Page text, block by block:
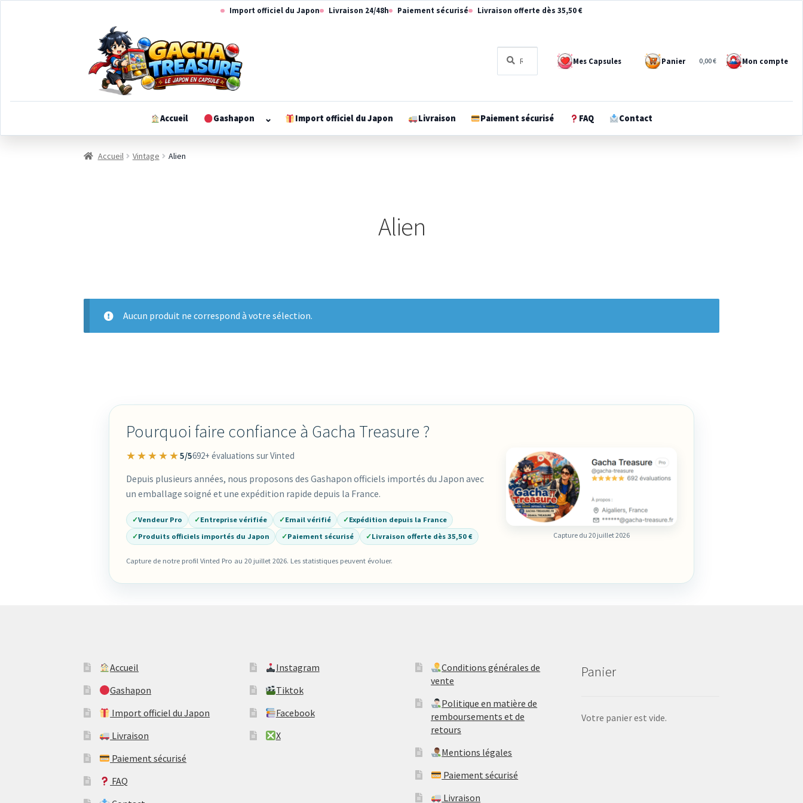
Import officiel du Japon Livraison 24/48h Paiement sécurisé Livraison offerte dès 35,50 €
pour :
Recherche Mes Capsules Panier 0,00 € Mon compte
Accueil Gashapon
Ouvrir
⌄ Import officiel du Japon Livraison Paiement sécurisé FAQ Contact
Accueil Vintage Alien
Alien
Aucun produit ne correspond à votre sélection.
Pourquoi faire confiance à Gacha Treasure ?
★★★★★5/5692+ évaluations sur Vinted
Depuis plusieurs années, nous proposons des Gashapon officiels importés du Japon avec
un emballage soigné et une expédition rapide depuis la France.
✓Vendeur Pro ✓Entreprise vérifiée ✓Email vérifié ✓Expédition depuis la France
✓Produits officiels importés du Japon ✓Paiement sécurisé ✓Livraison offerte dès 35,50 €
Capture de notre profil Vinted Pro au 20 juillet 2026. Les statistiques peuvent évoluer.
Capture du 20 juillet 2026
Accueil
Gashapon
Import officiel du Japon
Livraison
Paiement sécurisé
FAQ
​Instagram
​Tiktok
​Facebook
​X
​Conditions générales de
vente
​Politique en matière de
remboursements et de
retours
Mentions légales
Paiement sécurisé
Livraison
Panier
Votre panier est vide.